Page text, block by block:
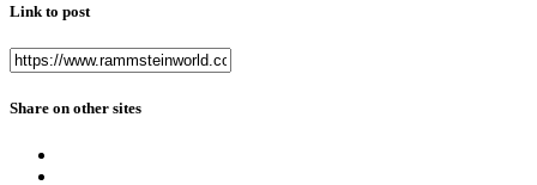
Link to post
Share on other sites